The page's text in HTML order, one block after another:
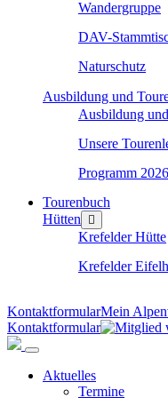
Wandergruppe
DAV-
Naturschutz
Ausbildung und
Ausbildung
Unsere
Programm 2026
Tourenbuch
Hütten
Krefelder Hütte
Krefelder
KontaktformularMein
Kontaktformular
Aktuelles
Termine